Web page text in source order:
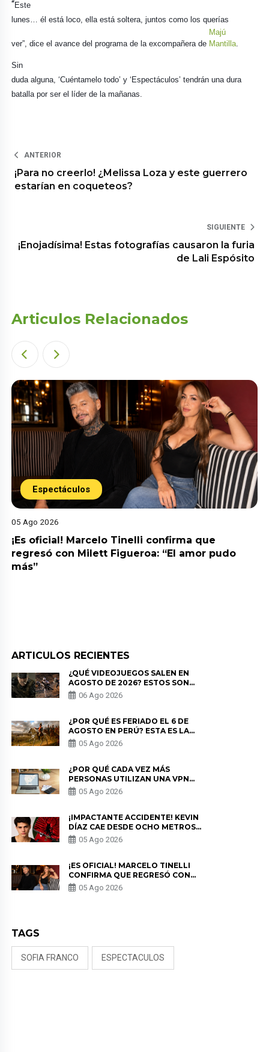
“Este
lunes… él está loco, ella está soltera, juntos como los querías
ver”, dice el avance del programa de la excompañera de
Majú
Mantilla
Sin
duda alguna, ‘Cuéntamelo todo’ y ‘Espectáculos’ tendrán una dura
batalla por ser el líder de la mañanas.
ANTERIOR
¡Para no creerlo! ¿Melissa Loza y este guerrero
estarían en coqueteos?
SIGUIENTE
¡Enojadísima! Estas fotografías causaron la furia
de Lali Espósito
Articulos Relacionados
Espectáculos
05 Ago 2026
¡Es oficial! Marcelo Tinelli confirma que
regresó con Milett Figueroa: “El amor pudo
más”
ARTICULOS RECIENTES
¿QUÉ VIDEOJUEGOS SALEN EN
AGOSTO DE 2026? ESTOS SON
LOS ESTRENOS MÁS ESPERADOS
06 Ago 2026
¿POR QUÉ ES FERIADO EL 6 DE
AGOSTO EN PERÚ? ESTA ES LA
HISTORIA
05 Ago 2026
¿POR QUÉ CADA VEZ MÁS
PERSONAS UTILIZAN UNA VPN
PARA PROTEGER SU
PRIVACIDAD?
05 Ago 2026
¡IMPACTANTE ACCIDENTE! KEVIN
DÍAZ CAE DESDE OCHO METROS
EN “ESTO ES GUERRA” Y GENERA
PREOCUPACIÓN
05 Ago 2026
¡ES OFICIAL! MARCELO TINELLI
CONFIRMA QUE REGRESÓ CON
MILETT FIGUEROA: “EL AMOR
PUDO MÁS”
05 Ago 2026
TAGS
SOFIA FRANCO ESPECTACULOS